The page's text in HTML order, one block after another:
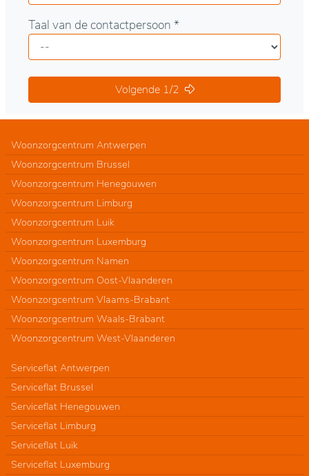
Taal van de contactpersoon *
Volgende 1/2
Woonzorgcentrum Antwerpen
Woonzorgcentrum Brussel
Woonzorgcentrum Henegouwen
Woonzorgcentrum Limburg
Woonzorgcentrum Luik
Woonzorgcentrum Luxemburg
Woonzorgcentrum Namen
Woonzorgcentrum Oost-Vlaanderen
Woonzorgcentrum Vlaams-Brabant
Woonzorgcentrum Waals-Brabant
Woonzorgcentrum West-Vlaanderen
Serviceflat Antwerpen
Serviceflat Brussel
Serviceflat Henegouwen
Serviceflat Limburg
Serviceflat Luik
Serviceflat Luxemburg